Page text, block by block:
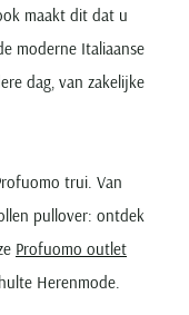
maakt dit dat u
moderne Italiaanse
dag, van zakelijke
trui. Van
pullover: ontdek
Profuomo outlet
Herenmode.